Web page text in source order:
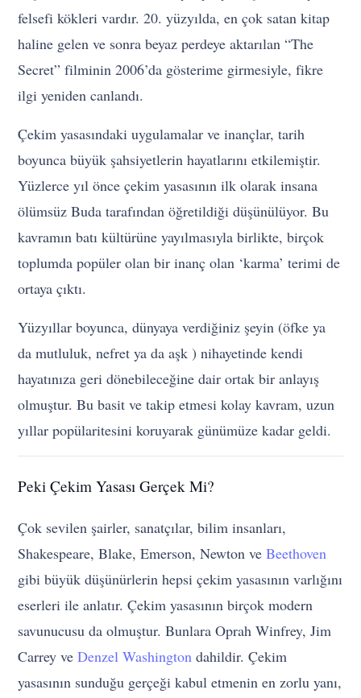
felsefi kökleri vardır. 20. yüzyılda, en çok satan kitap
haline gelen ve sonra beyaz perdeye aktarılan “The
Secret” filminin 2006’da gösterime girmesiyle, fikre
ilgi yeniden canlandı.
Çekim yasasındaki uygulamalar ve inançlar, tarih
boyunca büyük şahsiyetlerin hayatlarını etkilemiştir.
Yüzlerce yıl önce çekim yasasının ilk olarak insana
ölümsüz Buda tarafından öğretildiği düşünülüyor. Bu
kavramın batı kültürüne yayılmasıyla birlikte, birçok
toplumda popüler olan bir inanç olan ‘karma’ terimi de
ortaya çıktı.
Yüzyıllar boyunca, dünyaya verdiğiniz şeyin (öfke ya
da mutluluk, nefret ya da aşk ) nihayetinde kendi
hayatınıza geri dönebileceğine dair ortak bir anlayış
olmuştur. Bu basit ve takip etmesi kolay kavram, uzun
yıllar popülaritesini koruyarak günümüze kadar geldi.
Peki Çekim Yasası Gerçek Mi?
Çok sevilen şairler, sanatçılar, bilim insanları,
Shakespeare, Blake, Emerson, Newton veBeethoven
gibi büyük düşünürlerin hepsi çekim yasasının varlığını
eserleri ile anlatır. Çekim yasasının birçok modern
savunucusu da olmuştur. Bunlara Oprah Winfrey, Jim
Carrey veDenzel Washington dahildir. Çekim
yasasının sunduğu gerçeği kabul etmenin en zorlu yanı,